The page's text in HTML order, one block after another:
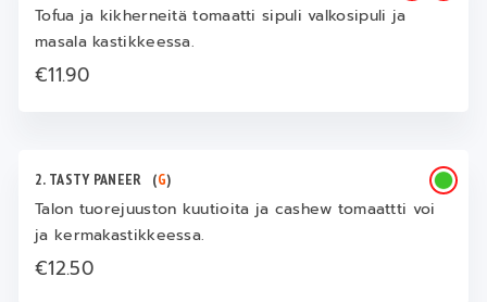
Tofua ja kikherneitä tomaatti sipuli valkosipuli ja
masala kastikkeessa.
€11.90
2. TASTY PANEER (G)
Talon tuorejuuston kuutioita ja cashew tomaattti voi
ja kermakastikkeessa.
€12.50